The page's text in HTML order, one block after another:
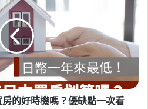
彎！3 年租
暫緩，最新重
, 租屋族, 租屋注意事
屋補助申請,租屋補助
的好時機嗎？優缺點一次看